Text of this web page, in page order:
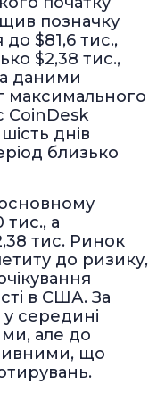
позначку
до $81,6 тис.,
$2,38 тис.,
даними
максимального
CoinDesk
днів
близько
тис., а
тис. Ринок
до ризику,
в США. За
середині
але до
що